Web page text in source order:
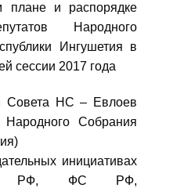
плане и распорядке
Народного
Ингушетия в
сессии 2017 года
Совета НС – Евлоев
Собрания
инициативах
РФ, ФС РФ,